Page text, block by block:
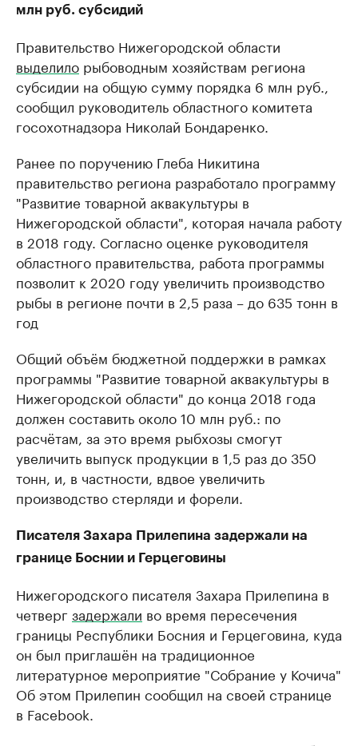
млн руб. субсидий
Правительство Нижегородской области
выделило рыбоводным хозяйствам региона
субсидии на общую сумму порядка 6 млн руб.,
сообщил руководитель областного комитета
госохотнадзора Николай Бондаренко.
Ранее по поручению Глеба Никитина
правительство региона разработало программу
"Развитие товарной аквакультуры в
Нижегородской области", которая начала работу
в 2018 году. Согласно оценке руководителя
областного правительства, работа программы
позволит к 2020 году увеличить производство
рыбы в регионе почти в 2,5 раза – до 635 тонн в
год
Общий объём бюджетной поддержки в рамках
программы "Развитие товарной аквакультуры в
Нижегородской области" ​до конца 2018 года
должен составить около 10 млн руб.: по
расчётам, за это время рыбхозы смогут
увеличить выпуск продукции в 1,5 раз до 350
тонн, и, в частности, вдвое увеличить
производство стерляди и форели.
Писателя Захара Прилепина задержали на
границе Боснии и Герцеговины
Нижегородского писателя Захара Прилепина в
четверг задержали во время пересечения
границы Республики Босния и Герцеговина, куда
он был приглашён на традиционное
литературное мероприятие "Собрание у Кочича"
Об этом Прилепин сообщил на своей странице
в Facebook.